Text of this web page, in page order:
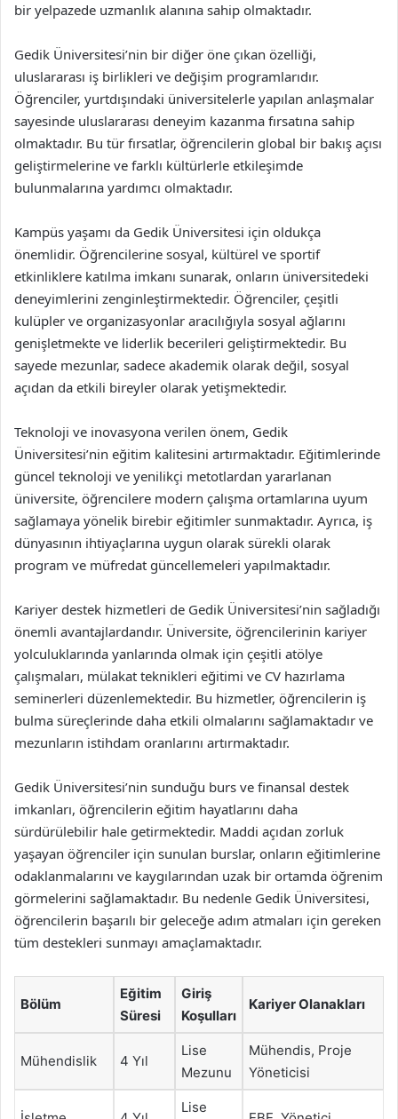
bir yelpazede uzmanlık alanına sahip olmaktadır.
Gedik Üniversitesi’nin bir diğer öne çıkan özelliği,
uluslararası iş birlikleri ve değişim programlarıdır.
Öğrenciler, yurtdışındaki üniversitelerle yapılan anlaşmalar
sayesinde uluslararası deneyim kazanma fırsatına sahip
olmaktadır. Bu tür fırsatlar, öğrencilerin global bir bakış açısı
geliştirmelerine ve farklı kültürlerle etkileşimde
bulunmalarına yardımcı olmaktadır.
Kampüs yaşamı da Gedik Üniversitesi için oldukça
önemlidir. Öğrencilerine sosyal, kültürel ve sportif
etkinliklere katılma imkanı sunarak, onların üniversitedeki
deneyimlerini zenginleştirmektedir. Öğrenciler, çeşitli
kulüpler ve organizasyonlar aracılığıyla sosyal ağlarını
genişletmekte ve liderlik becerileri geliştirmektedir. Bu
sayede mezunlar, sadece akademik olarak değil, sosyal
açıdan da etkili bireyler olarak yetişmektedir.
Teknoloji ve inovasyona verilen önem, Gedik
Üniversitesi’nin eğitim kalitesini artırmaktadır. Eğitimlerinde
güncel teknoloji ve yenilikçi metotlardan yararlanan
üniversite, öğrencilere modern çalışma ortamlarına uyum
sağlamaya yönelik birebir eğitimler sunmaktadır. Ayrıca, iş
dünyasının ihtiyaçlarına uygun olarak sürekli olarak
program ve müfredat güncellemeleri yapılmaktadır.
Kariyer destek hizmetleri de Gedik Üniversitesi’nin sağladığı
önemli avantajlardandır. Üniversite, öğrencilerinin kariyer
yolculuklarında yanlarında olmak için çeşitli atölye
çalışmaları, mülakat teknikleri eğitimi ve CV hazırlama
seminerleri düzenlemektedir. Bu hizmetler, öğrencilerin iş
bulma süreçlerinde daha etkili olmalarını sağlamaktadır ve
mezunların istihdam oranlarını artırmaktadır.
Gedik Üniversitesi’nin sunduğu burs ve finansal destek
imkanları, öğrencilerin eğitim hayatlarını daha
sürdürülebilir hale getirmektedir. Maddi açıdan zorluk
yaşayan öğrenciler için sunulan burslar, onların eğitimlerine
odaklanmalarını ve kaygılarından uzak bir ortamda öğrenim
görmelerini sağlamaktadır. Bu nedenle Gedik Üniversitesi,
öğrencilerin başarılı bir geleceğe adım atmaları için gereken
tüm destekleri sunmayı amaçlamaktadır.
Bölüm
Eğitim
Süresi
Giriş
Koşulları
Kariyer Olanakları
Mühendislik 4 Yıl
Lise
Mezunu
Mühendis, Proje
Yöneticisi
Lise